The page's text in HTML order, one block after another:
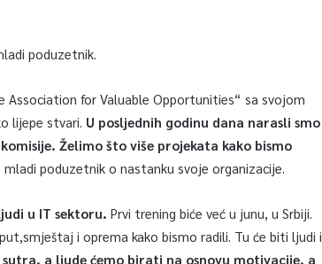
poduzetnik.
Association for Valuable Opportunities“ sa svojom
lijepe stvari. U posljednih godinu dana narasli smo
Želimo što više projekata kako bismo
mladi poduzetnik o nastanku svoje organizacije.
u IT sektoru. Prvi trening biće već u junu, u Srbiji.
i oprema kako bismo radili. Tu će biti ljudi i
a ljude ćemo birati na osnovu motivacije, a